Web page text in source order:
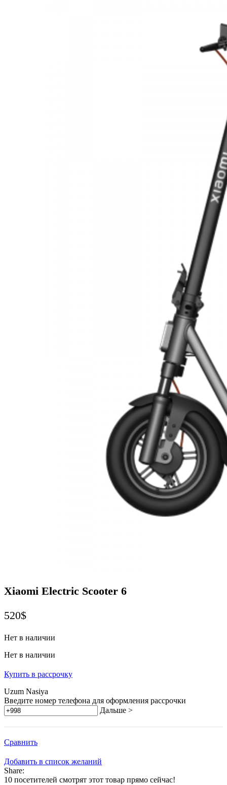
Xiaomi Electric Scooter 6
520$
Нет в наличии
Нет в наличии
Купить в рассрочку
Uzum Nasiya
Введите номер телефона для оформления рассрочки
Дальше >
Сравнить
Добавить в список желаний
Share:
10 посетителей смотрят этот товар прямо сейчас!